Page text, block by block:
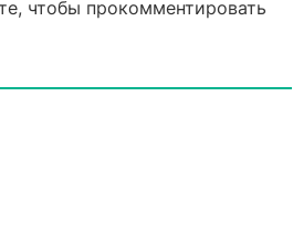
чтобы прокомментировать